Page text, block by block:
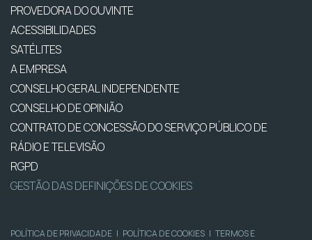
PROVEDORA DO OUVINTE
ACESSIBILIDADES
SATÉLITES
A EMPRESA
CONSELHO GERAL INDEPENDENTE
CONSELHO DE OPINIÃO
CONTRATO DE CONCESSÃO DO SERVIÇO PÚBLICO DE
RÁDIO E TELEVISÃO
RGPD
GESTÃO DAS DEFINIÇÕES DE COOKIES
POLÍTICA DE PRIVACIDADE | POLÍTICA DE COOKIES | TERMOS E